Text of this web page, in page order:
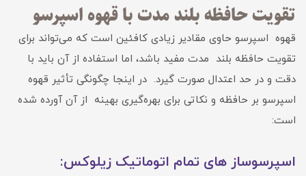
تقویت حافظه بلند مدت با قهوه اسپرسو
قهوه اسپرسو حاوی مقادیر زیادی کافئین است که می‌تواند برای
تقویت حافظه بلند مدت مفید باشد، اما استفاده از آن باید با
دقت و در حد اعتدال صورت گیرد. در اینجا چگونگی تأثیر قهوه
اسپرسو بر حافظه و نکاتی برای بهره‌گیری بهینه از آن آورده شده
است:
اسپرسوساز های تمام اتوماتیک زیلوکس: